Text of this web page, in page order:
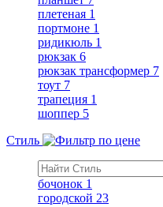
плетеная 1
портмоне 1
ридикюль 1
рюкзак 6
рюкзак трансформер 7
тоут 7
трапеция 1
шоппер 5
Стиль
бочонок 1
городской 23